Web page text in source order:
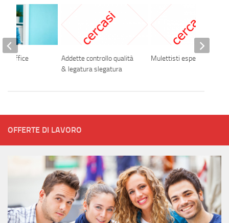
Addette controllo qualità
& legatura slegatura
Mulettisti esperti
office
OFFERTE DI LAVORO